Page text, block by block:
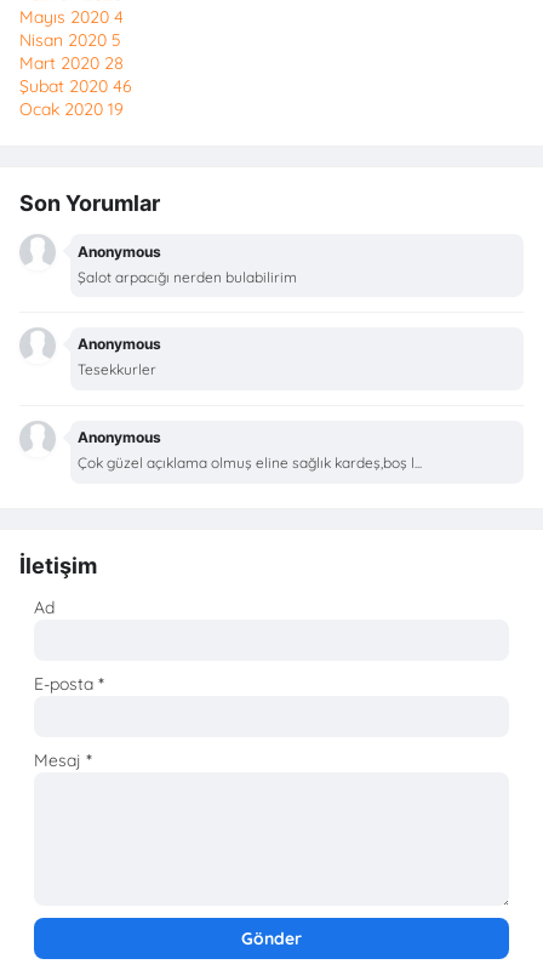
Mayıs 2020 4
Nisan 2020 5
Mart 2020 28
Şubat 2020 46
Ocak 2020 19
Son Yorumlar
Anonymous
Şalot arpacığı nerden bulabilirim
Anonymous
Tesekkurler
Anonymous
Çok güzel açıklama olmuş eline sağlık kardeş,boş l...
İletişim
Ad
E-posta*
Mesaj*